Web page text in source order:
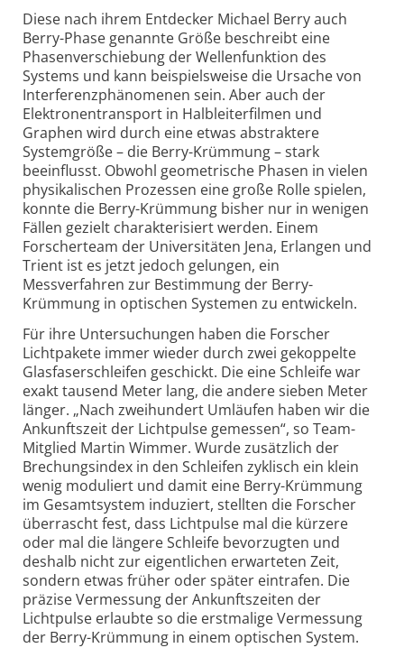
Diese nach ihrem Entdecker Michael Berry auch
Berry-Phase genannte Größe beschreibt eine
Phasenverschiebung der Wellenfunktion des
Systems und kann beispielsweise die Ursache von
Interferenzphänomenen sein. Aber auch der
Elektronentransport in Halbleiterfilmen und
Graphen wird durch eine etwas abstraktere
Systemgröße – die Berry-Krümmung – stark
beeinflusst. Obwohl geometrische Phasen in vielen
physikalischen Prozessen eine große Rolle spielen,
konnte die Berry-Krümmung bisher nur in wenigen
Fällen gezielt charakterisiert werden. Einem
Forscherteam der Universitäten Jena, Erlangen und
Trient ist es jetzt jedoch gelungen, ein
Messverfahren zur Bestimmung der Berry-
Krümmung in optischen Systemen zu entwickeln.
Für ihre Untersuchungen haben die Forscher
Lichtpakete immer wieder durch zwei gekoppelte
Glasfaserschleifen geschickt. Die eine Schleife war
exakt tausend Meter lang, die andere sieben Meter
länger. „Nach zweihundert Umläufen haben wir die
Ankunftszeit der Lichtpulse gemessen“, so Team-
Mitglied Martin Wimmer. Wurde zusätzlich der
Brechungsindex in den Schleifen zyklisch ein klein
wenig moduliert und damit eine Berry-Krümmung
im Gesamtsystem induziert, stellten die Forscher
überrascht fest, dass Lichtpulse mal die kürzere
oder mal die längere Schleife bevorzugten und
deshalb nicht zur eigentlichen erwarteten Zeit,
sondern etwas früher oder später eintrafen. Die
präzise Vermessung der Ankunftszeiten der
Lichtpulse erlaubte so die erstmalige Vermessung
der Berry-Krümmung in einem optischen System.